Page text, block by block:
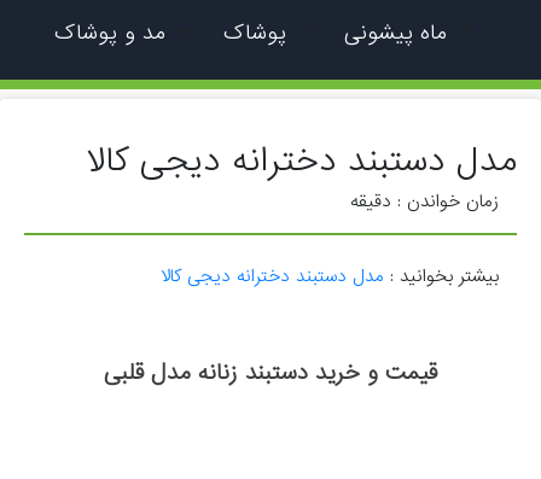
ماه پیشونی پوشاک مد و پوشاک
مدل دستبند دخترانه دیجی کالا
زمان خواندن : دقیقه
بیشتر بخوانید : مدل دستبند دخترانه دیجی کالا
قیمت و خرید دستبند زنانه مدل قلبی